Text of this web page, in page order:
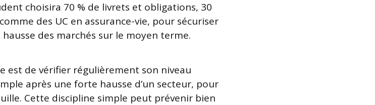
choisira 70 % de livrets et obligations, 30
des UC en assurance-vie, pour sécuriser
des marchés sur le moyen terme.
est de vérifier régulièrement son niveau
après une forte hausse d’un secteur, pour
Cette discipline simple peut prévenir bien